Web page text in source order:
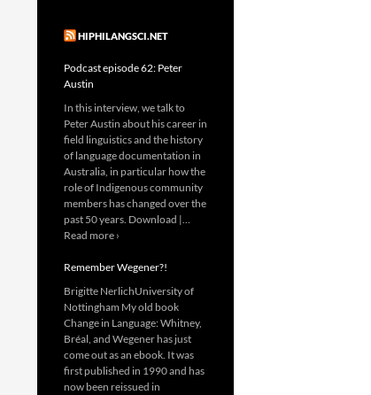
HIPHILANGSCI.NET
Podcast episode 62: Peter
Austin
In this interview, we talk to
Peter Austin about his career in
field linguistics and the history
of language documentation in
Australia, in particular how the
role of Indigenous community
members has changed over the
past 50 years. Download |…
Read more ›
Remember Wegener?!
Brigitte NerlichUniversity of
Nottingham My old book
Change in Language: Whitney,
Bréal, and Wegener has just
come out as an ebook. It was
first published in 1990 and has
now been reissued in